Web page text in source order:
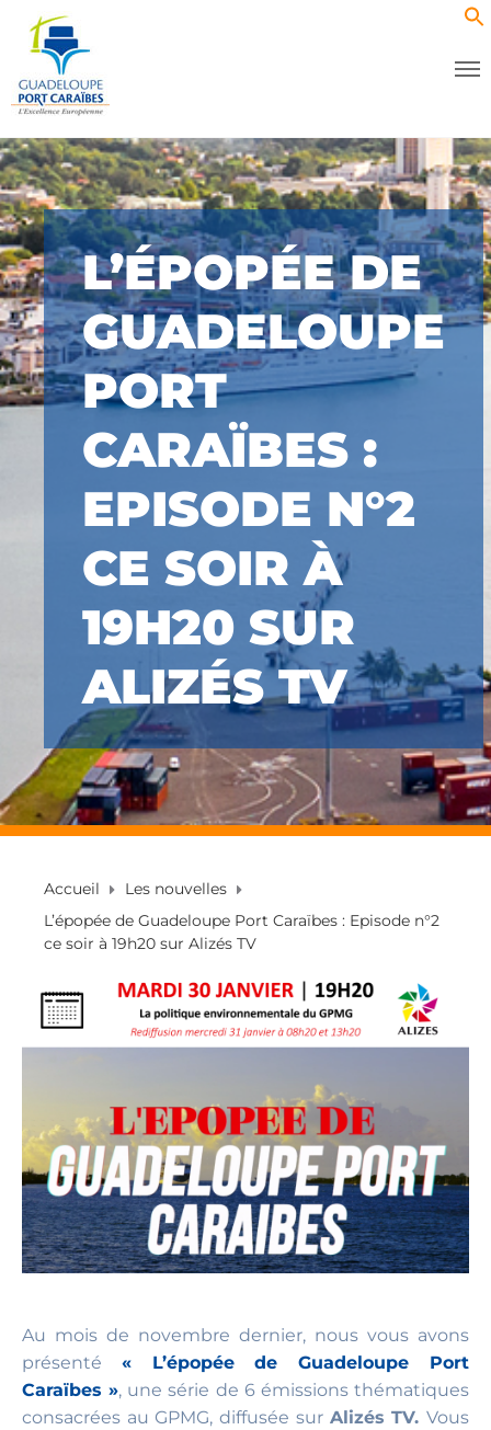
L’ÉPOPÉE DE
GUADELOUPE
PORT
CARAÏBES :
EPISODE N°2
CE SOIR À
19H20 SUR
ALIZÉS TV
Accueil
Les nouvelles
L’épopée de Guadeloupe Port Caraïbes : Episode n°2
ce soir à 19h20 sur Alizés TV
Au mois de novembre dernier, nous vous avons
présenté « L’épopée de Guadeloupe Port
Caraïbes », une série de 6 émissions thématiques
consacrées au GPMG, diffusée sur Alizés TV.Vous